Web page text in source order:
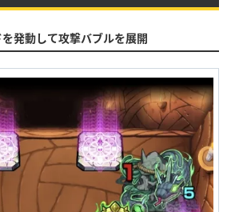
発動して攻撃バブルを展開